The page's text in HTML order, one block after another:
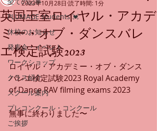
PLUMAGE students 💓
休校のお知らせ
発表会・イベント
ワークショップ
クラス紹介
スクール案内
プレコンクール・コンクール
ご挨拶
英国王室ロイヤル・アカデ
ミー・オブ・ダンスバレ
エ検定試験2023
2023年10月28日 読了時間: 1分
ロイヤル・アカデミー・オブ・ダンス
バレエ検定試験2023 Royal Academy
of Dance RAV filming exams 2023
無事に終わりました〜